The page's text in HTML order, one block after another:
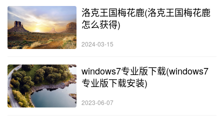
洛克王国梅花鹿(洛克王国梅花鹿
怎么获得)
2024-03-15
windows7专业版下载(windows7
专业版下载安装)
2023-06-07